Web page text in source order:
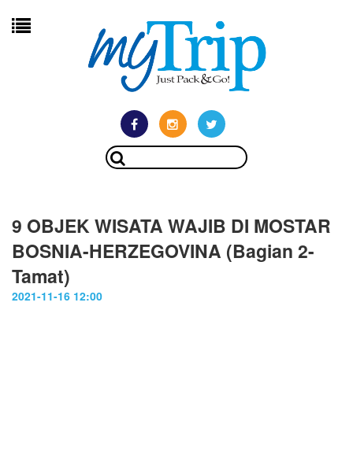
9 OBJEK WISATA WAJIB DI MOSTAR
BOSNIA-HERZEGOVINA (Bagian 2-
Tamat)
2021-11-16 12:00